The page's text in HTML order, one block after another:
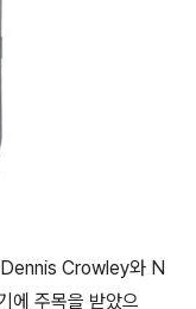
Crowley와 N
에 주목을 받았으